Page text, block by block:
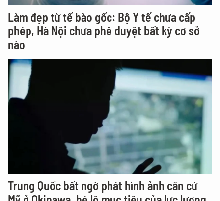
Làm đẹp từ tế bào gốc: Bộ Y tế chưa cấp
phép, Hà Nội chưa phê duyệt bất kỳ cơ sở
nào
Trung Quốc bất ngờ phát hình ảnh căn cứ